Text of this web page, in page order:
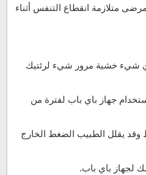
متلازمة انقطاع التنفس أثناء
شيء خشية مرور شيء لرئتيك
جهاز باي باب لفترة من
وقد يقلل الطبيب الضغط الخارج
لجهاز باي باب.